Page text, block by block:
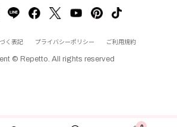
く表記 プライバシーポリシー ご利用規約
© Repetto. All rights reserved